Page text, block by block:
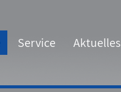
Service Aktuelles